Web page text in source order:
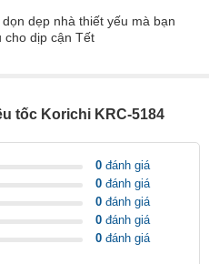
dẹp nhà thiết yếu mà bạn
cho dịp cận Tết
tốc Korichi KRC-5184
0 đánh giá
0 đánh giá
0 đánh giá
0 đánh giá
0 đánh giá